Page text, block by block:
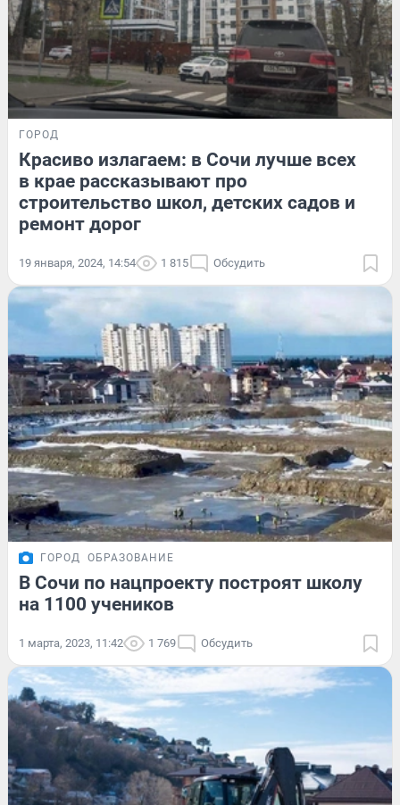
ГОРОД
Красиво излагаем: в Сочи лучше всех
в крае рассказывают про
строительство школ, детских садов и
ремонт дорог
19 января, 2024, 14:54 1 815 Обсудить
ГОРОД ОБРАЗОВАНИЕ
В Сочи по нацпроекту построят школу
на 1100 учеников
1 марта, 2023, 11:42 1 769 Обсудить